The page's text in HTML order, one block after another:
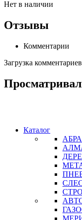
Нет в наличии
Отзывы
Комментарии
Загрузка
Каталог